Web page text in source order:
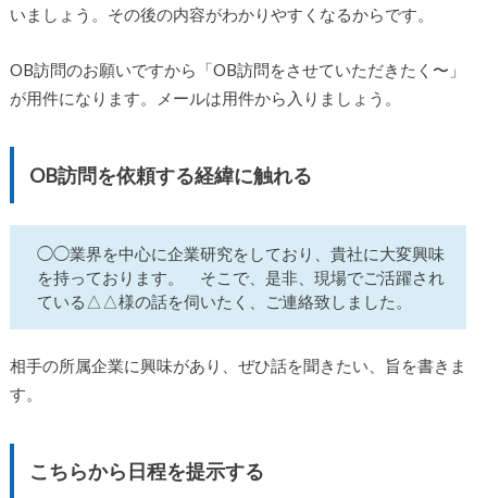
いましょう。その後の内容がわかりやすくなるからです。
OB訪問のお願いですから「OB訪問をさせていただきたく〜」
が用件になります。メールは用件から入りましょう。
OB訪問を依頼する経緯に触れる
◯◯業界を中心に企業研究をしており、貴社に大変興味
を持っております。 そこで、是非、現場でご活躍され
ている△△様の話を伺いたく、ご連絡致しました。
相手の所属企業に興味があり、ぜひ話を聞きたい、旨を書きま
す。
こちらから日程を提示する